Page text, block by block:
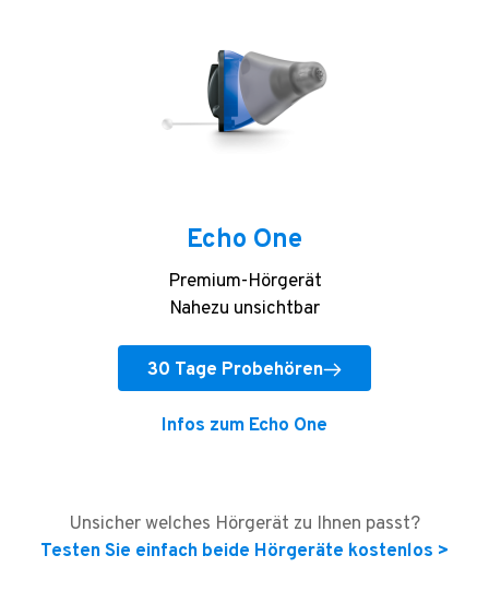
Echo One
Premium-Hörgerät
Nahezu unsichtbar
30 Tage Probehören
Infos zum Echo One
Unsicher welches Hörgerät zu Ihnen passt?
Testen Sie einfach beide Hörgeräte kostenlos >